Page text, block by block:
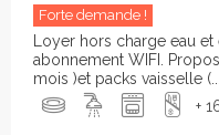
Forte demande !
Loyer hors charge eau
abonnement WIFI.
mois )et packs vaisselle (...
+